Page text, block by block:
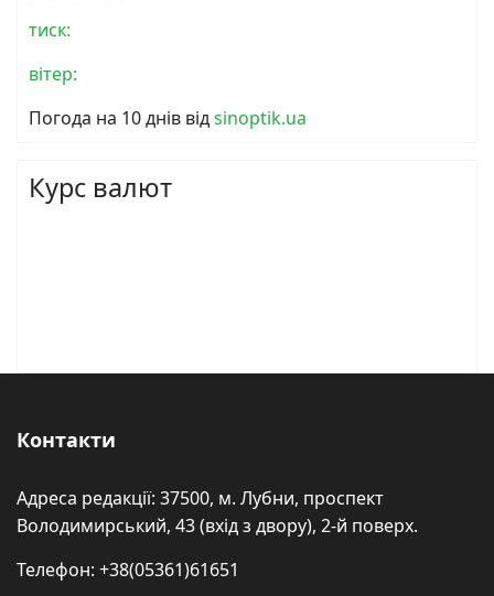
тиск:
вітер:
Погода на 10 днів відsinoptik.ua
Курс валют
Контакти
Адреса редакції: 37500, м. Лубни, проспект
Володимирський, 43 (вхід з двору), 2-й поверх.
Телефон: +38(05361)61651